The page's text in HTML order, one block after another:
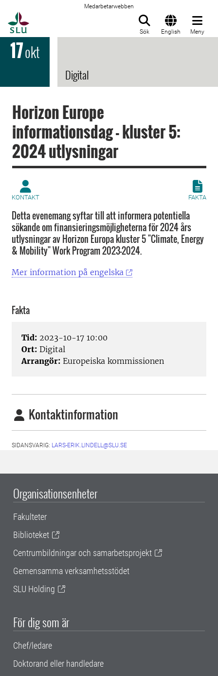
Medarbetarwebben
Sök English Meny
17okt
Digital
Horizon Europe
informationsdag - kluster 5:
2024 utlysningar
KONTAKT FAKTA
Detta evenemang syftar till att informera potentiella
sökande om finansieringsmöjligheterna för 2024 års
utlysningar av Horizon Europa kluster 5 "Climate, Energy
& Mobility" Work Program 2023-2024.
Mer information på engelska
Fakta
Tid: 2023-10-17 10:00
Ort: Digital
Arrangör: Europeiska kommissionen
Kontaktinformation
SIDANSVARIG: LARS-ERIK.LINDELL@SLU.SE
Organisationsenheter
Fakulteter
Biblioteket
Centrumbildningar och samarbetsprojekt
Gemensamma verksamhetsstödet
SLU Holding
För dig som är
Chef/ledare
Doktorand eller handledare